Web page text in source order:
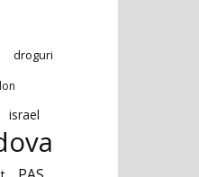
droguri
israel